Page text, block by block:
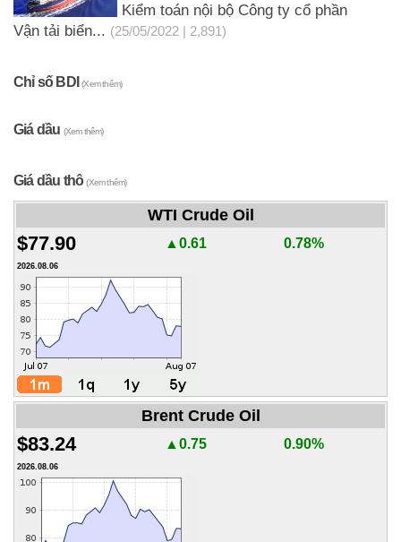
Kiểm toán nội bộ Công ty cổ phần
Vận tải biển... (25/05/2022 | 2,891)
Chỉ số BDI(Xem thêm)
Giá dầu (Xem thêm)
Giá dầu thô(Xem thêm)
WTI Crude Oil
$77.90 ▲0.61 0.78%
2026.08.06
Brent Crude Oil
$83.24 ▲0.75 0.90%
2026.08.06